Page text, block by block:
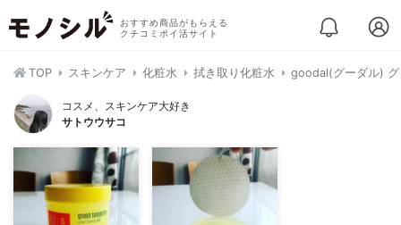
おすすめ商品がもらえる
クチコミポイ活サイト
TOP スキンケア 化粧水 拭き取り化粧水 goodal(グーダル) グ
コスメ、スキンケア大好き
サトウウサコ